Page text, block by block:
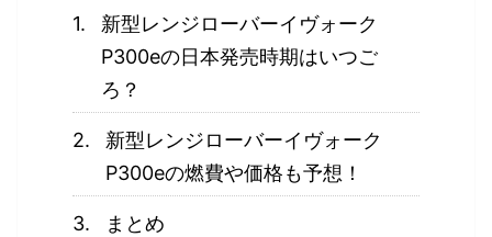
新型レンジローバーイヴォーク
P300eの日本発売時期はいつご
ろ？
新型レンジローバーイヴォーク
P300eの燃費や価格も予想！
まとめ